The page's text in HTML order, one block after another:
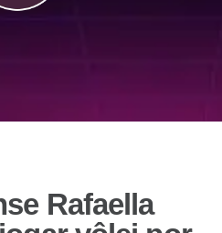
Rafaella